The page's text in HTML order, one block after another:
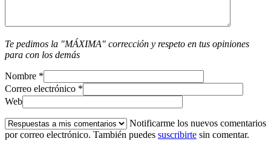
Te pedimos la "MÁXIMA" corrección y respeto en tus opiniones
para con los demás
Nombre *
Correo electrónico *
Web
Notificarme los nuevos comentarios
por correo electrónico. También puedes suscribirte sin comentar.